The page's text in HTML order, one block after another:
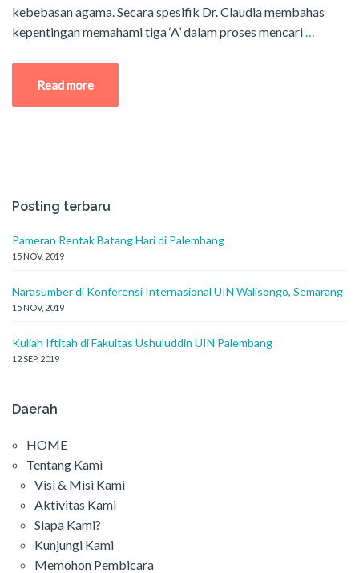
kebebasan agama. Secara spesifik Dr. Claudia membahas
kepentingan memahami tiga ‘A’ dalam proses mencari
Read more
Posting terbaru
Pameran Rentak Batang Hari di Palembang
15 NOV, 2019
Narasumber di Konferensi Internasional UIN Walisongo, Semarang
15 NOV, 2019
Kuliah Iftitah di Fakultas Ushuluddin UIN Palembang
12 SEP, 2019
Daerah
HOME
Tentang Kami
Visi & Misi Kami
Aktivitas Kami
Siapa Kami?
Kunjungi Kami
Memohon Pembicara